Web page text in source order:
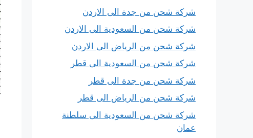
شركة شحن من جدة الى الاردن
شركة شحن من السعودية الى الاردن
شركة شحن من الرياض الى الاردن
شركة شحن من السعودية الى قطر
شركة شحن من جدة الى قطر
شركة شحن من الرياض الى قطر
شركة شحن من السعودية الى سلطنة
عمان